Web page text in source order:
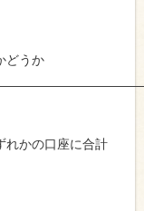
どうか
れかの口座に合計